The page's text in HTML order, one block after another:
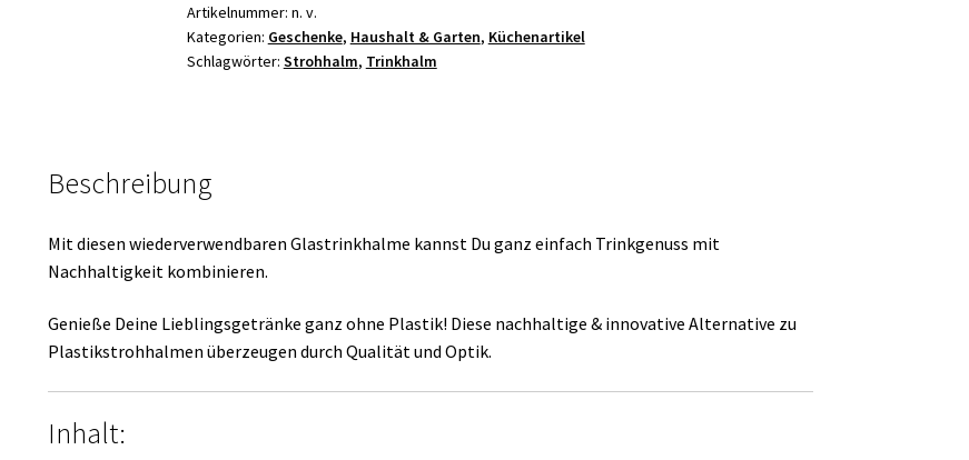
Artikelnummer: n. v.
Kategorien: Geschenke, Haushalt & Garten, Küchenartikel
Schlagwörter: Strohhalm, Trinkhalm
Beschreibung
Mit diesen wiederverwendbaren Glastrinkhalme kannst Du ganz einfach Trinkgenuss mit
Nachhaltigkeit kombinieren.
Genieße Deine Lieblingsgetränke ganz ohne Plastik! Diese nachhaltige & innovative Alternative zu
Plastikstrohhalmen überzeugen durch Qualität und Optik.
Inhalt: